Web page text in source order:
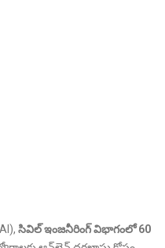
సివిల్ ఇంజనీరింగ్ విభాగంలో 60